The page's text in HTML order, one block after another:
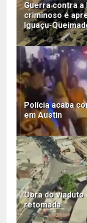
Guerra contra a
criminoso e
Iguaçu-
Polícia acaba
em Austin
Obra do
retomada